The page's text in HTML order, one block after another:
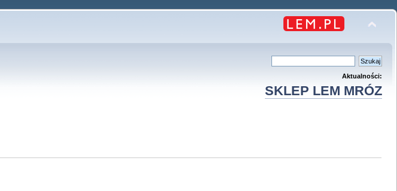
Aktualności:
SKLEP LEM MRÓZ